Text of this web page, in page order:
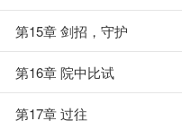
第15章 剑招，守护
第16章 院中比试
第17章 过往